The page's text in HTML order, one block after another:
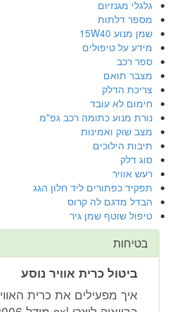
גלגלי מגנזיום
מספר דלתות
שמן מנוע 15W40
מידע על טיפולים
ספר רכב
מצבר תואם
צריכת הדלק
חימום לא עובד
נורת מנוע כתומה רכב גפ"מ
מצב שוק ואמינות
תיבות הילוכים
סוג דלק
רעש אוויר
תפקיד כפתורים ליד חלון הגג
הבדל מדגם לה קרוס
טיפול שוטף שמן גיר
בטיחות
ביטול כרית אוויר נוסע
איך מפעילים את כרית